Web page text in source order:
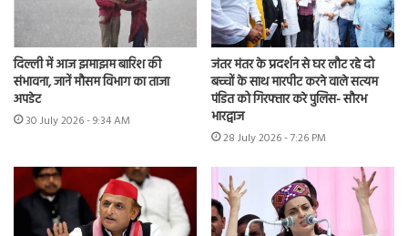
दिल्ली में आज झमाझम बारिश की
संभावना, जानें मौसम विभाग का ताजा
अपडेट
30 July 2026 - 9:34 AM
जंतर मंतर के प्रदर्शन से घर लौट रहे दो
बच्चों के साथ मारपीट करने वाले सत्यम
पंडित को गिरफ्तार करे पुलिस- सौरभ
भारद्वाज
28 July 2026 - 7:26 PM